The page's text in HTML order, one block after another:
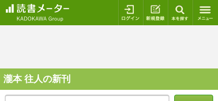
ログイン 新規登録
瀧本 往人の新刊